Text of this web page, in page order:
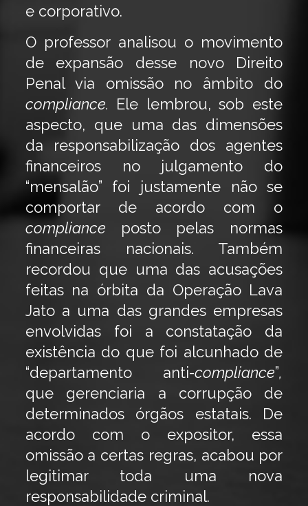
e corporativo.
O professor analisou o movimento
de expansão desse novo Direito
Penal via omissão no âmbito do
compliance. Ele lembrou, sob este
aspecto, que uma das dimensões
da responsabilização dos agentes
financeiros no julgamento do
“mensalão” foi justamente não se
comportar de acordo com o
compliance posto pelas normas
financeiras nacionais. Também
recordou que uma das acusações
feitas na órbita da Operação Lava
Jato a uma das grandes empresas
envolvidas foi a constatação da
existência do que foi alcunhado de
“departamento anti-compliance”,
que gerenciaria a corrupção de
determinados órgãos estatais. De
acordo com o expositor, essa
omissão a certas regras, acabou por
legitimar toda uma nova
responsabilidade criminal.